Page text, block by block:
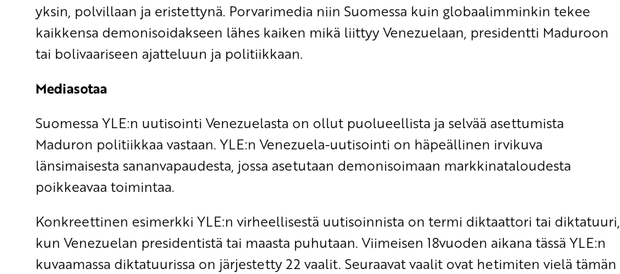
yksin, polvillaan ja eristettynä. Porvarimedia niin Suomessa kuin globaalimminkin tekee
kaikkensa demonisoidakseen lähes kaiken mikä liittyy Venezuelaan, presidentti Maduroon
tai bolivaariseen ajatteluun ja politiikkaan.
Mediasotaa
Suomessa YLE:n uutisointi Venezuelasta on ollut puolueellista ja selvää asettumista
Maduron politiikkaa vastaan. YLE:n Venezuela-uutisointi on häpeällinen irvikuva
länsimaisesta sananvapaudesta, jossa asetutaan demonisoimaan markkinataloudesta
poikkeavaa toimintaa.
Konkreettinen esimerkki YLE:n virheellisestä uutisoinnista on termi diktaattori tai diktatuuri,
kun Venezuelan presidentistä tai maasta puhutaan. Viimeisen 18vuoden aikana tässä YLE:n
kuvaamassa diktatuurissa on järjestetty 22 vaalit. Seuraavat vaalit ovat hetimiten vielä tämän